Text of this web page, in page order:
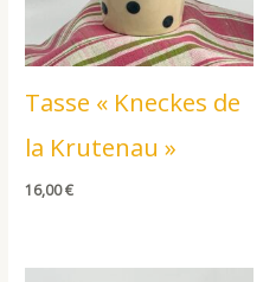
Tasse « Kneckes de
la Krutenau »
16,00€